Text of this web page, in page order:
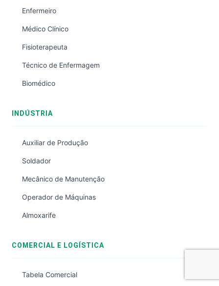
Enfermeiro
Médico Clínico
Fisioterapeuta
Técnico de Enfermagem
Biomédico
INDÚSTRIA
Auxiliar de Produção
Soldador
Mecânico de Manutenção
Operador de Máquinas
Almoxarife
COMERCIAL E LOGÍSTICA
Tabela Comercial